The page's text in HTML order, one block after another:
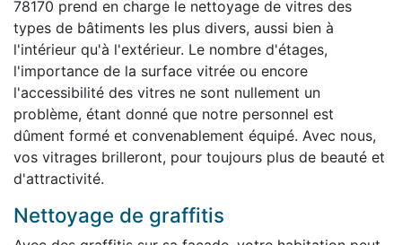
78170 prend en charge le nettoyage de vitres des
types de bâtiments les plus divers, aussi bien à
l'intérieur qu'à l'extérieur. Le nombre d'étages,
l'importance de la surface vitrée ou encore
l'accessibilité des vitres ne sont nullement un
problème, étant donné que notre personnel est
dûment formé et convenablement équipé. Avec nous,
vos vitrages brilleront, pour toujours plus de beauté et
d'attractivité.
Nettoyage de graffitis